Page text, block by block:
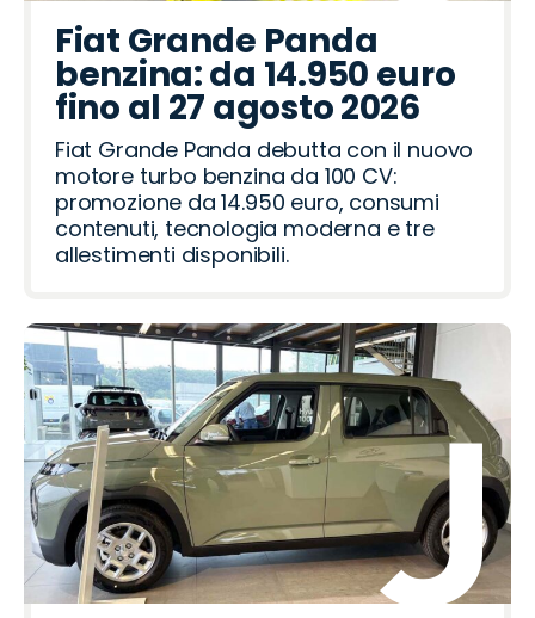
Fiat Grande Panda
benzina: da 14.950 euro
fino al 27 agosto 2026
Fiat Grande Panda debutta con il nuovo
motore turbo benzina da 100 CV:
promozione da 14.950 euro, consumi
contenuti, tecnologia moderna e tre
allestimenti disponibili.